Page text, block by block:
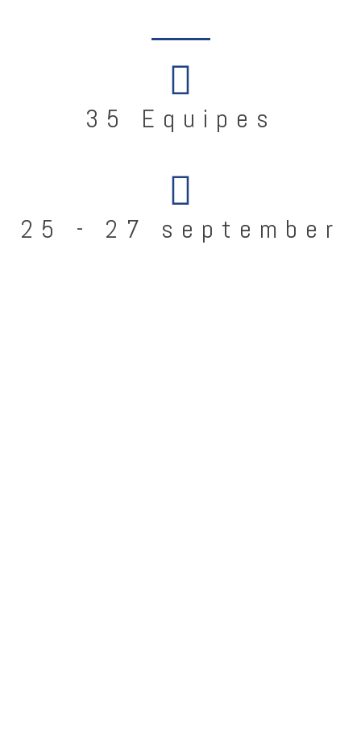
35 Equipes
25 - 27 september